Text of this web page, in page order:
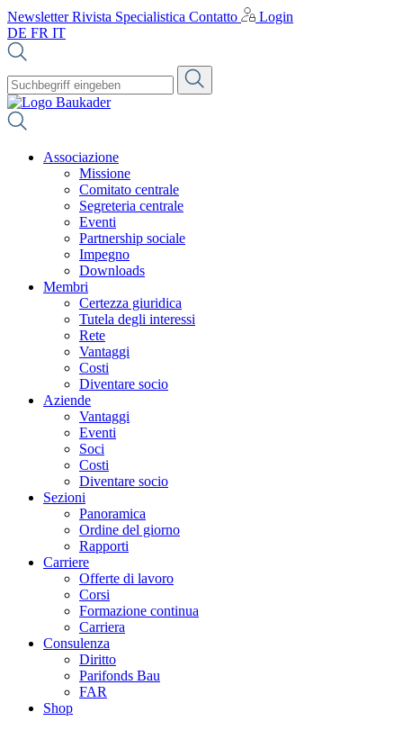
NewsletterRivista Specialistica Contatto
Login
DE FR IT
Associazione
Missione
Comitato centrale
Segreteria centrale
Eventi
Partnership sociale
Impegno
Downloads
Membri
Certezza giuridica
Tutela degli interessi
Rete
Vantaggi
Costi
Diventare socio
Aziende
Vantaggi
Eventi
Soci
Costi
Diventare socio
Sezioni
Panoramica
Ordine del giorno
Rapporti
Carriere
Offerte di lavoro
Corsi
Formazione continua
Carriera
Consulenza
Diritto
Parifonds Bau
FAR
Shop